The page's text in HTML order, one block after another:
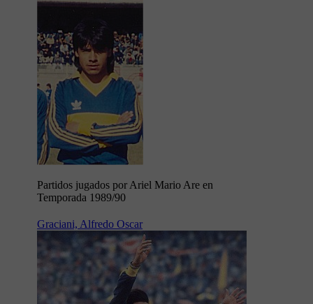
Partidos jugados por Ariel Mario Are en
Temporada 1989/90
Graciani, Alfredo Oscar